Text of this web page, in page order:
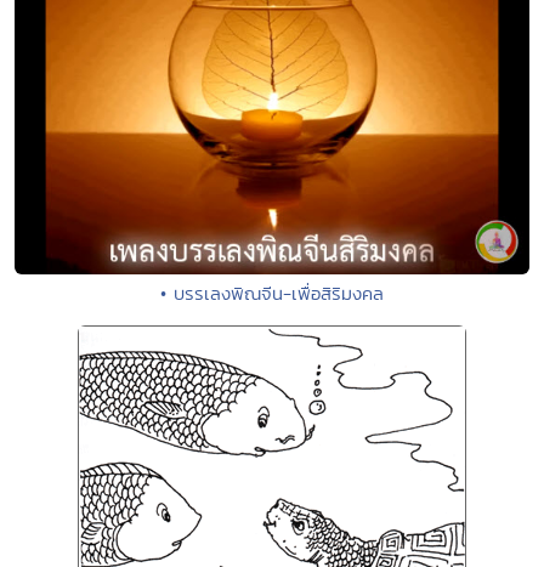
• บรรเลงพิณจีน-เพื่อสิริมงคล